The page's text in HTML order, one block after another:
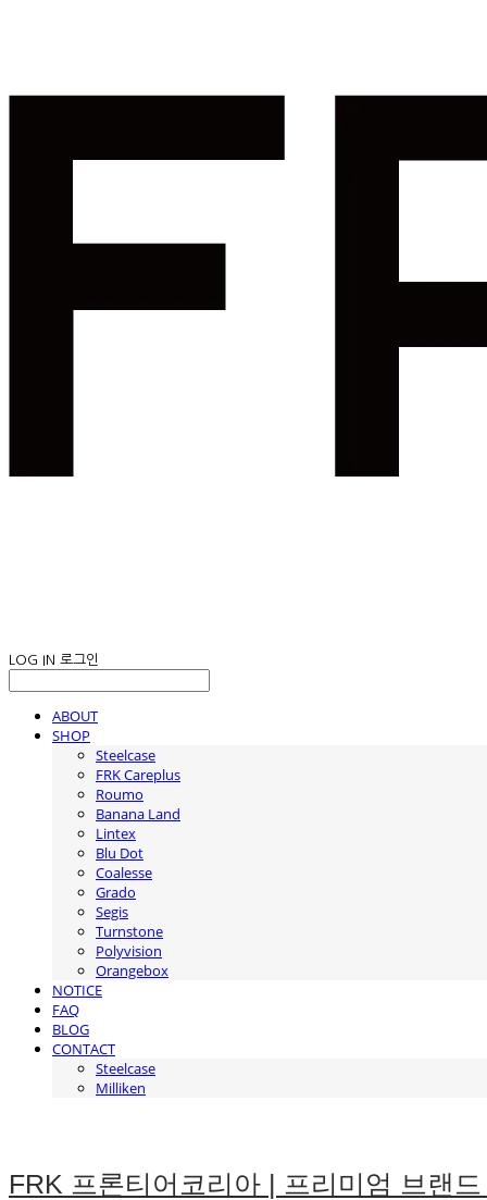
LOG IN 로그인
ABOUT
SHOP
Steelcase
FRK Careplus
Roumo
Banana Land
Lintex
Blu Dot
Coalesse
Grado
Segis
Turnstone
Polyvision
Orangebox
NOTICE
FAQ
BLOG
CONTACT
Steelcase
Milliken
FRK 프론티어코리아 | 프리미엄 브랜